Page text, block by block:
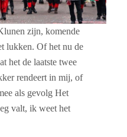
zijn, komende
lukken. Of het nu de
het de laatste twee
rendeert in mij, of
als gevolg Het
valt, ik weet het